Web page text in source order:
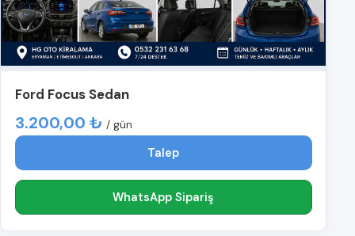
Ford Focus Sedan
3.200,00 ₺ / gün
Talep
WhatsApp Sipariş